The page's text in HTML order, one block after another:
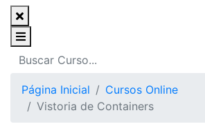
Página Inicial
Cursos Online
Vistoria de Containers